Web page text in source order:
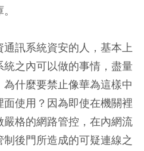
訊系統資安的人，基本上
之內可以做的事情，盡量
什麼要禁止像華為這樣中
使用？因為即使在機關裡
格的網路管控，在內網流
後門所造成的可疑連線之